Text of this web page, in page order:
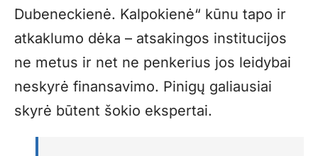
Dubeneckienė. Kalpokienė“ kūnu tapo ir
atkaklumo dėka – atsakingos institucijos
ne metus ir net ne penkerius jos leidybai
neskyrė finansavimo. Pinigų galiausiai
skyrė būtent šokio ekspertai.